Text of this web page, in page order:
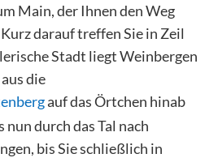
Main, der Ihnen den Weg
darauf treffen Sie in Zeil
Stadt liegt Weinbergen
die
auf das Örtchen hinab
durch das Tal nach
bis Sie schließlich in